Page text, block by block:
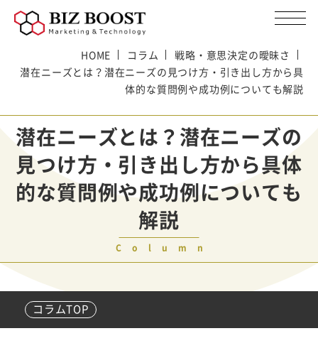
HOME コラム
戦略・意思決定の曖昧さ
潜在ニーズとは？潜在ニーズの見つけ方・引き出し方から具
体的な質問例や成功例についても解説
潜在ニーズとは？潜在ニーズの
見つけ方・引き出し方から具体
的な質問例や成功例についても
解説
Column
コラムTOP